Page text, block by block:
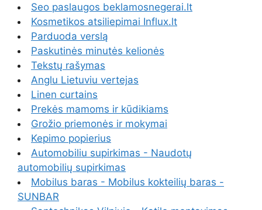
Seo paslaugos beklamosnegerai.lt
Kosmetikos atsiliepimai Influx.lt
Parduoda verslą
Paskutinės minutės kelionės
Tekstų rašymas
Anglu Lietuviu vertejas
Linen curtains
Prekės mamoms ir kūdikiams
Grožio priemonės ir mokymai
Kepimo popierius
Automobiliu supirkimas - Naudotų
automobilių supirkimas
Mobilus baras - Mobilus kokteilių baras -
SUNBAR